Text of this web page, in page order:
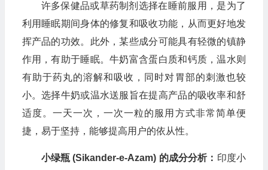
许多保健品或草药制剂选择在睡前服用，是为了
利用睡眠期间身体的修复和吸收功能，从而更好地发
挥产品的功效。此外，某些成分可能具有轻微的镇静
作用，有助于睡眠。牛奶富含蛋白质和钙质，温水则
有助于药丸的溶解和吸收，同时对胃部的刺激也较
小。选择牛奶或温水送服旨在提高产品的吸收率和舒
适度。一天一次，一次一粒的服用方式非常简单便
捷，易于坚持，能够提高用户的依从性。
小绿瓶 (Sikander-e-Azam) 的成分分析： 印度小